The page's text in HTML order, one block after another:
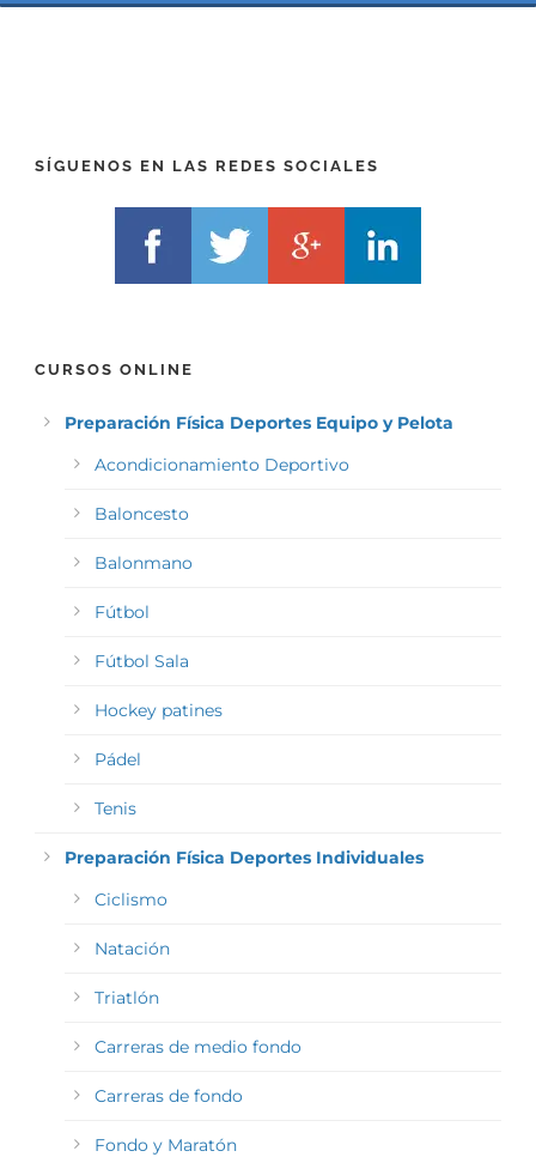
SÍGUENOS EN LAS REDES SOCIALES
CURSOS ONLINE
Preparación Física Deportes Equipo y Pelota
Acondicionamiento Deportivo
Baloncesto
Balonmano
Fútbol
Fútbol Sala
Hockey patines
Pádel
Tenis
Preparación Física Deportes Individuales
Ciclismo
Natación
Triatlón
Carreras de medio fondo
Carreras de fondo
Fondo y Maratón